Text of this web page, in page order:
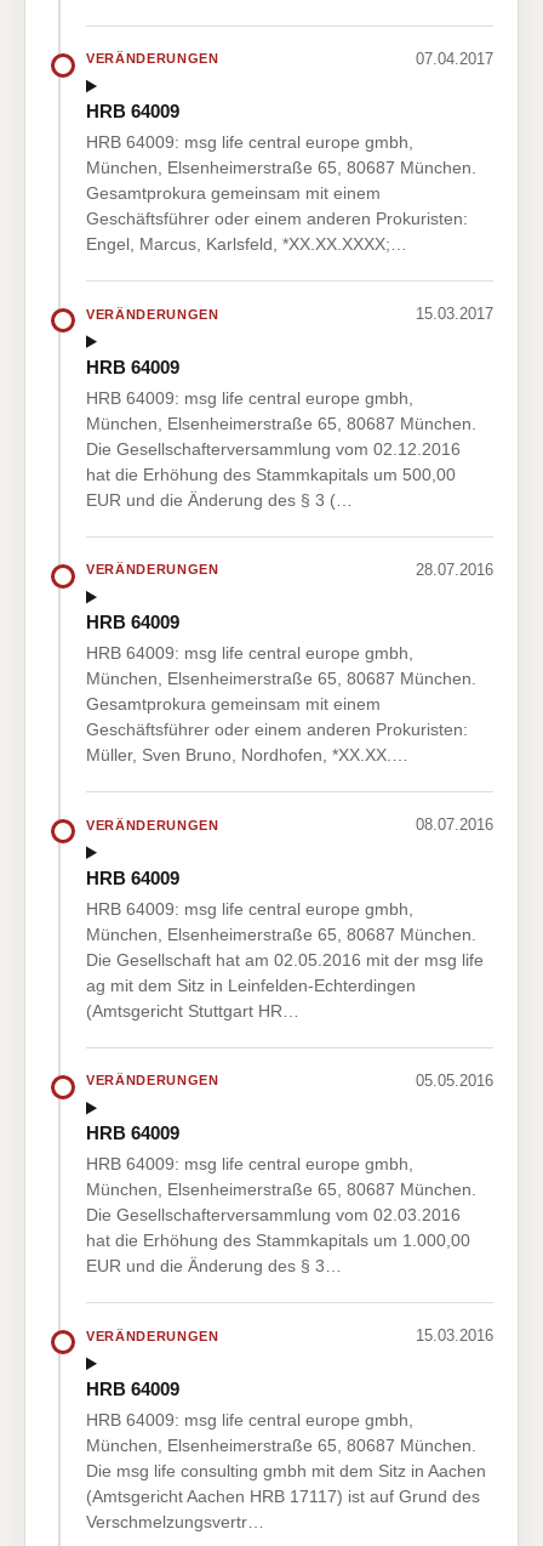
VERÄNDERUNGEN 07.04.2017
HRB 64009
HRB 64009: msg life central europe gmbh,
München, Elsenheimerstraße 65, 80687 München.
Gesamtprokura gemeinsam mit einem
Geschäftsführer oder einem anderen Prokuristen:
Engel, Marcus, Karlsfeld, *XX.XX.XXXX;…
VERÄNDERUNGEN 15.03.2017
HRB 64009
HRB 64009: msg life central europe gmbh,
München, Elsenheimerstraße 65, 80687 München.
Die Gesellschafterversammlung vom 02.12.2016
hat die Erhöhung des Stammkapitals um 500,00
EUR und die Änderung des § 3 (…
VERÄNDERUNGEN 28.07.2016
HRB 64009
HRB 64009: msg life central europe gmbh,
München, Elsenheimerstraße 65, 80687 München.
Gesamtprokura gemeinsam mit einem
Geschäftsführer oder einem anderen Prokuristen:
Müller, Sven Bruno, Nordhofen, *XX.XX.…
VERÄNDERUNGEN 08.07.2016
HRB 64009
HRB 64009: msg life central europe gmbh,
München, Elsenheimerstraße 65, 80687 München.
Die Gesellschaft hat am 02.05.2016 mit der msg life
ag mit dem Sitz in Leinfelden-Echterdingen
(Amtsgericht Stuttgart HR…
VERÄNDERUNGEN 05.05.2016
HRB 64009
HRB 64009: msg life central europe gmbh,
München, Elsenheimerstraße 65, 80687 München.
Die Gesellschafterversammlung vom 02.03.2016
hat die Erhöhung des Stammkapitals um 1.000,00
EUR und die Änderung des § 3…
VERÄNDERUNGEN 15.03.2016
HRB 64009
HRB 64009: msg life central europe gmbh,
München, Elsenheimerstraße 65, 80687 München.
Die msg life consulting gmbh mit dem Sitz in Aachen
(Amtsgericht Aachen HRB 17117) ist auf Grund des
Verschmelzungsvertr…